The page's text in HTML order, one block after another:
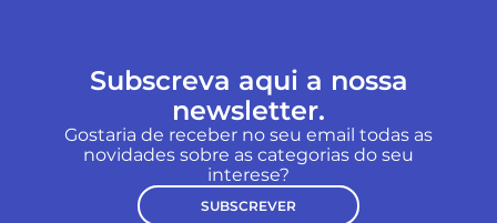
Subscreva aqui a nossa
newsletter.
Gostaria de receber no seu email todas as
novidades sobre as categorias do seu
interese?
SUBSCREVER